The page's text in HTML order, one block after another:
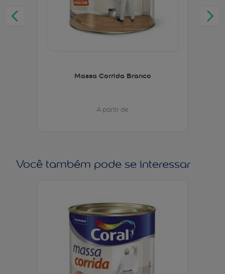
Massa Corrida Branco
A partir de
Você também pode se interessar